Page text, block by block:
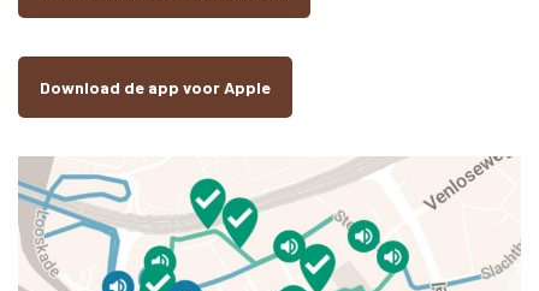
Download de app voor Apple